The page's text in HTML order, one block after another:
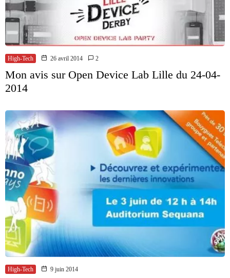
High-Tech 26 avril 2014 2
Mon avis sur Open Device Lab Lille du 24-04-
2014
High-Tech 9 juin 2014